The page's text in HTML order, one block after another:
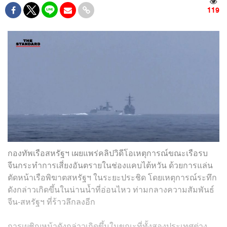
119
กองทัพเรือสหรัฐฯ เผยแพร่คลิปวิดีโอเหตุการณ์ขณะเรือรบ
จีนกระทำการเสี่ยงอันตรายในช่องแคบไต้หวัน ด้วยการแล่น
ตัดหน้าเรือพิฆาตสหรัฐฯ ในระยะประชิด โดยเหตุการณ์ระทึก
ดังกล่าวเกิดขึ้นในน่านน้ำที่อ่อนไหว ท่ามกลางความสัมพันธ์
จีน-สหรัฐฯ ที่ร้าวลึกลงอีก